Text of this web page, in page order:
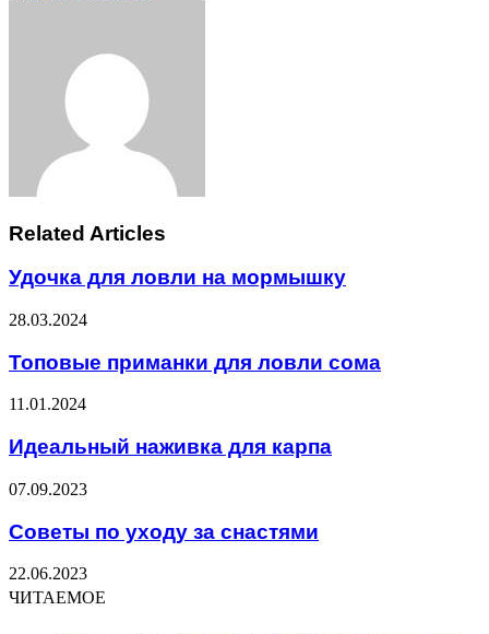
Related Articles
Удочка для ловли на мормышку
28.03.2024
Топовые приманки для ловли сома
11.01.2024
Идеальный наживка для карпа
07.09.2023
Советы по уходу за снастями
22.06.2023
ЧИТАЕМОЕ